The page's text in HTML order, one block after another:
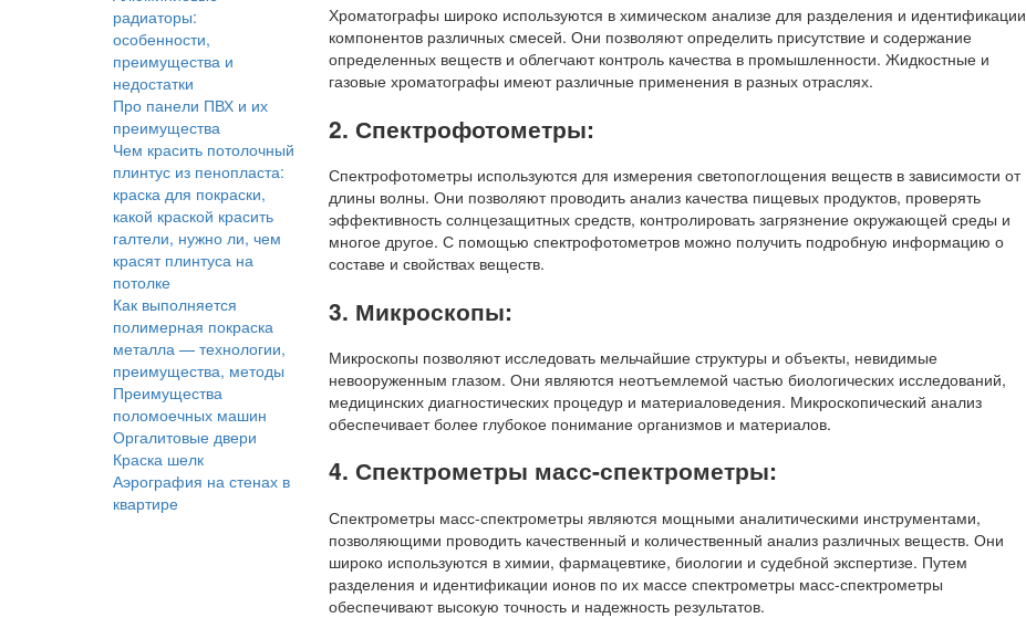
Хроматографы широко используются в химическом анализе для разделения и идентификации
компонентов различных смесей. Они позволяют определить присутствие и содержание
определенных веществ и облегчают контроль качества в промышленности. Жидкостные и
газовые хроматографы имеют различные применения в разных отраслях.
2. Спектрофотометры:
Спектрофотометры используются для измерения светопоглощения веществ в зависимости от
длины волны. Они позволяют проводить анализ качества пищевых продуктов, проверять
эффективность солнцезащитных средств, контролировать загрязнение окружающей среды и
многое другое. С помощью спектрофотометров можно получить подробную информацию о
составе и свойствах веществ.
3. Микроскопы:
Микроскопы позволяют исследовать мельчайшие структуры и объекты, невидимые
невооруженным глазом. Они являются неотъемлемой частью биологических исследований,
медицинских диагностических процедур и материаловедения. Микроскопический анализ
обеспечивает более глубокое понимание организмов и материалов.
4. Спектрометры масс-спектрометры:
Спектрометры масс-спектрометры являются мощными аналитическими инструментами,
позволяющими проводить качественный и количественный анализ различных веществ. Они
широко используются в химии, фармацевтике, биологии и судебной экспертизе. Путем
разделения и идентификации ионов по их массе спектрометры масс-спектрометры
обеспечивают высокую точность и надежность результатов.
радиаторы:
особенности,
преимущества и
недостатки
Про панели ПВХ и их
преимущества
Чем красить потолочный
плинтус из пенопласта:
краска для покраски,
какой краской красить
галтели, нужно ли, чем
красят плинтуса на
потолке
Как выполняется
полимерная покраска
металла — технологии,
преимущества, методы
Преимущества
поломоечных машин
Оргалитовые двери
Краска шелк
Аэрография на стенах в
квартире